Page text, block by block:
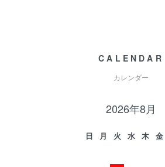
CALENDAR
カレンダー
2026年8月
日 月 火 水 木 金